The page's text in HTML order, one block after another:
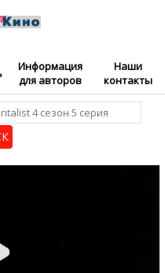
Информация
для авторов
Наши
контакты